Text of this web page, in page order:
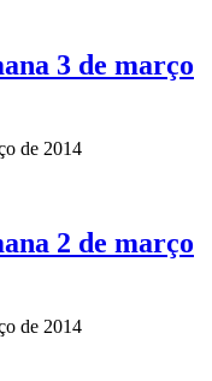
3 de março
de 2014
2 de março
de 2014